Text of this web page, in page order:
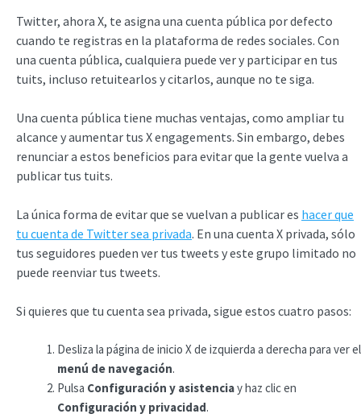
Twitter, ahora X, te asigna una cuenta pública por defecto
cuando te registras en la plataforma de redes sociales. Con
una cuenta pública, cualquiera puede ver y participar en tus
tuits, incluso retuitearlos y citarlos, aunque no te siga.
Una cuenta pública tiene muchas ventajas, como ampliar tu
alcance y aumentar tus X engagements. Sin embargo, debes
renunciar a estos beneficios para evitar que la gente vuelva a
publicar tus tuits.
La única forma de evitar que se vuelvan a publicar es hacer que
tu cuenta de Twitter sea privada. En una cuenta X privada, sólo
tus seguidores pueden ver tus tweets y este grupo limitado no
puede reenviar tus tweets.
Si quieres que tu cuenta sea privada, sigue estos cuatro pasos:
Desliza la página de inicio X de izquierda a derecha para ver el
menú de navegación.
Pulsa Configuración y asistenciay haz clic en
Configuración y privacidad.